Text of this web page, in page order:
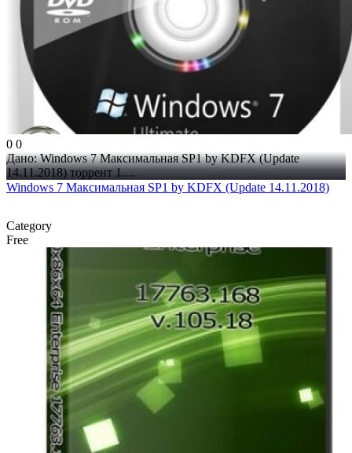
0 0
Дано: Windows 7 Максимальная SP1 by KDFX (Update
14.11.2018) торрент 1....
Windows 7 Максимальная SP1 by KDFX (Update 14.11.2018)
Category
Free